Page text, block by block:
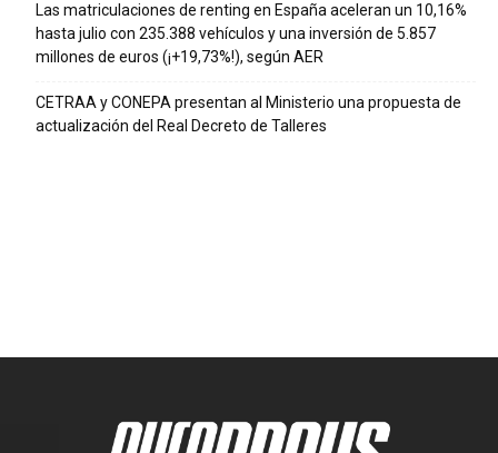
Las matriculaciones de renting en España aceleran un 10,16%
hasta julio con 235.388 vehículos y una inversión de 5.857
millones de euros (¡+19,73%!), según AER
CETRAA y CONEPA presentan al Ministerio una propuesta de
actualización del Real Decreto de Talleres